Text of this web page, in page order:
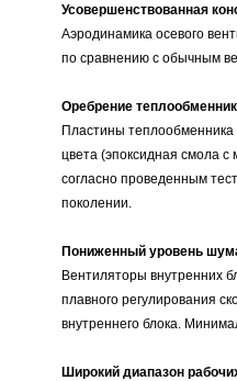
Усовершенствованная
Аэродинамика осевого
по сравнению с обычным
Оребрение
Пластины теплообменника
цвета (эпоксидная смола
согласно проведенным
поколении.
Пониженный уровень
Вентиляторы внутренних
плавного регулирования
внутреннего блока.
Широкий диапазон